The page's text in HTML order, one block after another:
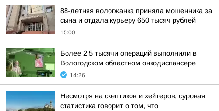
88-летняя вологжанка приняла мошенника за
сына и отдала курьеру 650 тысяч рублей
15:00
Более 2,5 тысячи операций выполнили в
Вологодском областном онкодиспансере
14:26
Несмотря на скептиков и хейтеров, суровая
статистика говорит о том, что